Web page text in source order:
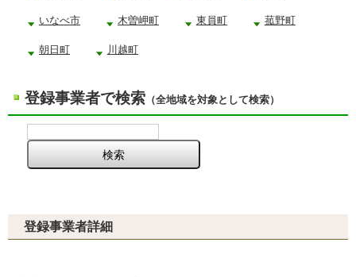
いなべ市 木曽岬町 東員町 菰野町
朝日町 川越町
登録事業者で検索 （全地域を対象として検索）
登録事業者詳細